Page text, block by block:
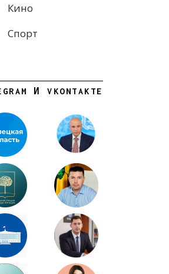
Кино
Спорт
И VKONTAKTE